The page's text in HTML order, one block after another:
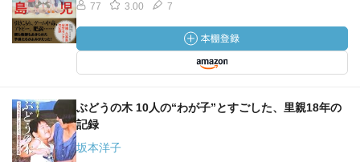
77 3.00 7
ぶどうの木 10人の“わが子”とすごした、里親18年の
記録
坂本洋子